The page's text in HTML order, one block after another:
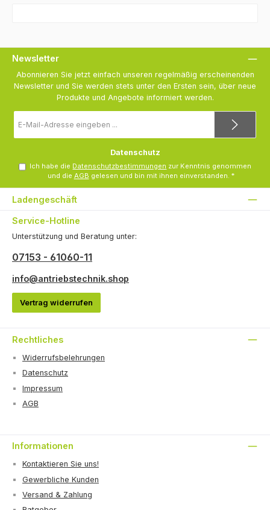
Newsletter
Abonnieren Sie jetzt einfach unseren regelmäßig erscheinenden
Newsletter und Sie werden stets unter den Ersten sein, über neue
Produkte und Angebote informiert werden.
Mail-
Adresse
Datenschutz
Ich habe die Datenschutzbestimmungen zur Kenntnis genommen
und die AGB gelesen und bin mit ihnen einverstanden. *
Ladengeschäft
Service-Hotline
Unterstützung und Beratung unter:
07153 - 61060-11
info@antriebstechnik.shop
Vertrag widerrufen
Rechtliches
Widerrufsbelehrungen
Datenschutz
Impressum
AGB
Informationen
Kontaktieren Sie uns!
Gewerbliche Kunden
Versand & Zahlung